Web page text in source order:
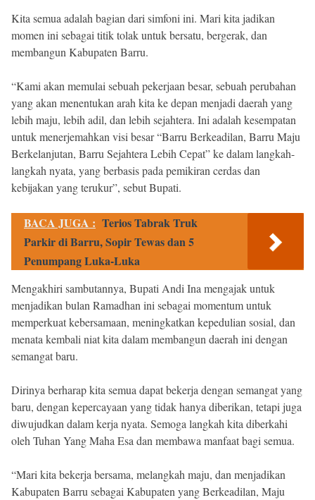
Kita semua adalah bagian dari simfoni ini. Mari kita jadikan
momen ini sebagai titik tolak untuk bersatu, bergerak, dan
membangun Kabupaten Barru.
“Kami akan memulai sebuah pekerjaan besar, sebuah perubahan
yang akan menentukan arah kita ke depan menjadi daerah yang
lebih maju, lebih adil, dan lebih sejahtera. Ini adalah kesempatan
untuk menerjemahkan visi besar “Barru Berkeadilan, Barru Maju
Berkelanjutan, Barru Sejahtera Lebih Cepat” ke dalam langkah-
langkah nyata, yang berbasis pada pemikiran cerdas dan
kebijakan yang terukur”, sebut Bupati.
BACA JUGA : Terios Tabrak Truk
Parkir di Barru, Sopir Tewas dan 5
Penumpang Luka-Luka
Mengakhiri sambutannya, Bupati Andi Ina mengajak untuk
menjadikan bulan Ramadhan ini sebagai momentum untuk
memperkuat kebersamaan, meningkatkan kepedulian sosial, dan
menata kembali niat kita dalam membangun daerah ini dengan
semangat baru.
Dirinya berharap kita semua dapat bekerja dengan semangat yang
baru, dengan kepercayaan yang tidak hanya diberikan, tetapi juga
diwujudkan dalam kerja nyata. Semoga langkah kita diberkahi
oleh Tuhan Yang Maha Esa dan membawa manfaat bagi semua.
“Mari kita bekerja bersama, melangkah maju, dan menjadikan
Kabupaten Barru sebagai Kabupaten yang Berkeadilan, Maju